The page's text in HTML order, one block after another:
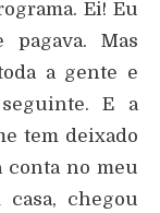
Ei! Eu
Mas
a gente e
E a
tem deixado
conta no meu
casa, chegou